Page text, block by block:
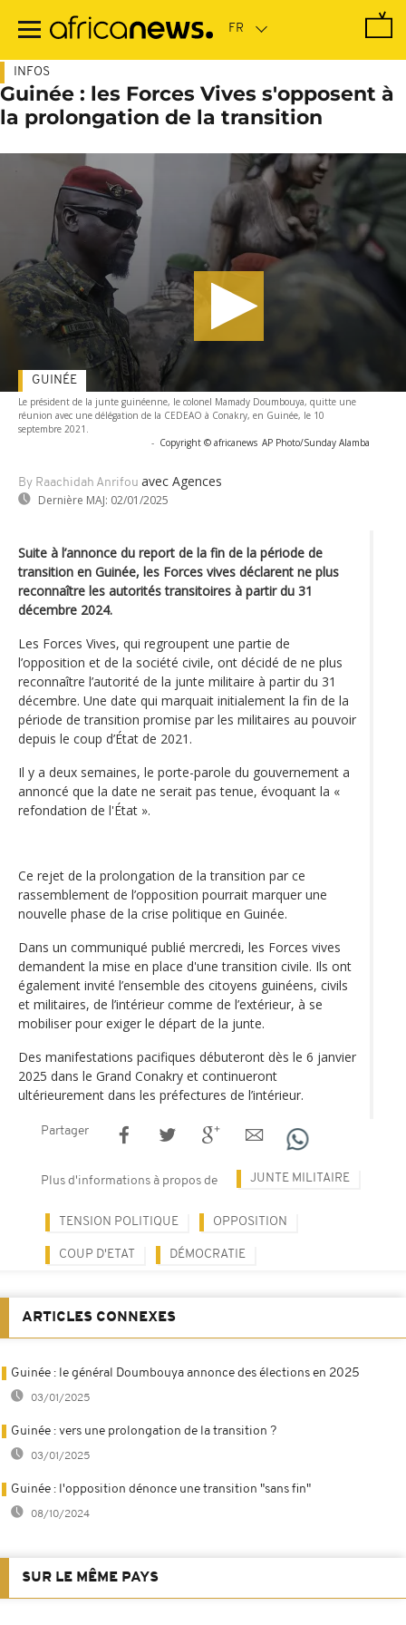
contenu
INFOS
Guinée : les Forces Vives s'opposent à
la prolongation de la transition
Le président de la junte guinéenne, le colonel Mamady Doumbouya, quitte une
réunion avec une délégation de la CEDEAO à Conakry, en Guinée, le 10
septembre 2021.
- Copyright © africanews AP Photo/Sunday Alamba
By Raachidah Anrifou avec Agences
Dernière MAJ: 02/01/2025
GUINÉE
Suite à l’annonce du report de la fin de la période de
transition en Guinée, les Forces vives déclarent ne plus
reconnaître les autorités transitoires à partir du 31
décembre 2024.
Les Forces Vives, qui regroupent une partie de
l’opposition et de la société civile, ont décidé de ne plus
reconnaître l’autorité de la junte militaire à partir du 31
décembre. Une date qui marquait initialement la fin de la
période de transition promise par les militaires au pouvoir
depuis le coup d’État de 2021.
Il y a deux semaines, le porte-parole du gouvernement a
annoncé que la date ne serait pas tenue, évoquant la «
refondation de l'État ».
Ce rejet de la prolongation de la transition par ce
rassemblement de l’opposition pourrait marquer une
nouvelle phase de la crise politique en Guinée.
Dans un communiqué publié mercredi, les Forces vives
demandent la mise en place d'une transition civile. Ils ont
également invité l’ensemble des citoyens guinéens, civils
et militaires, de l’intérieur comme de l’extérieur, à se
mobiliser pour exiger le départ de la junte.
Des manifestations pacifiques débuteront dès le 6 janvier
2025 dans le Grand Conakry et continueront
ultérieurement dans les préfectures de l’intérieur.
Partager
Plus d'informations à propos de JUNTE MILITAIRE
TENSION POLITIQUE OPPOSITION
COUP D'ETAT DÉMOCRATIE
ARTICLES CONNEXES
Guinée : le général Doumbouya annonce des élections en 2025
03/01/2025
Guinée : vers une prolongation de la transition ?
03/01/2025
Guinée : l'opposition dénonce une transition "sans fin"
08/10/2024
SUR LE MÊME PAYS